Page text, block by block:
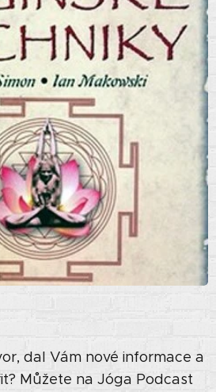
dal Vám nové informace a
Můžete na Jóga Podcast